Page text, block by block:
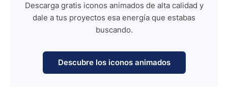
Descarga gratis iconos animados de alta calidad y
dale a tus proyectos esa energía que estabas
buscando.
Descubre los iconos animados